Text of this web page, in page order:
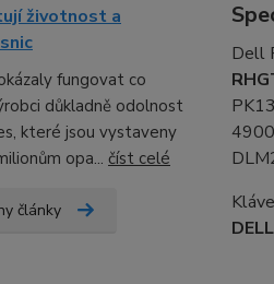
životnost a
fungovat co
důkladně odolnost
které jsou vystaveny
opa... číst celé
články
Dell